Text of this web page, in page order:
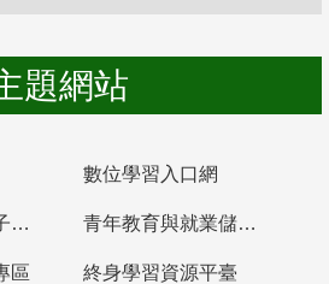
題網站
數位學習入口網
教育部統計處電子書櫃 青年教育與就業儲蓄帳戶
區 終身學習資源平臺